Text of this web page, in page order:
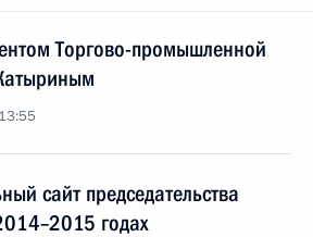
Торгово-промышленной
сайт председательства
годах